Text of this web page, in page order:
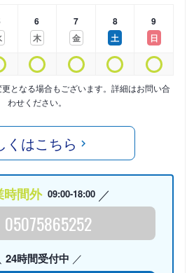
6
木
7
金
8
土
9
日
となる場合もございます。詳細はお問い合
わせください。
くはこちら
時間外 09:00-18:00
05075865252
24時間受付中